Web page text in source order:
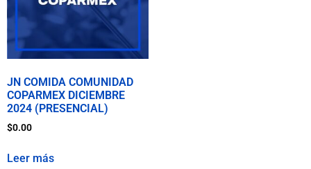
JN COMIDA COMUNIDAD
COPARMEX DICIEMBRE
2024 (PRESENCIAL)
$0.00
Leer más